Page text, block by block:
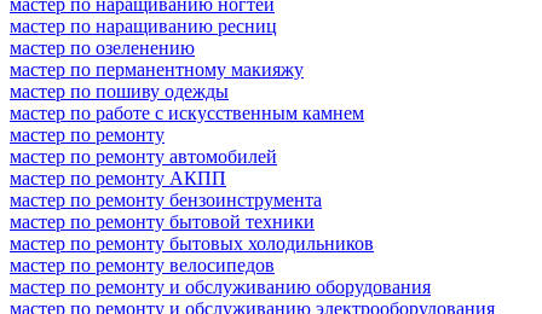
мастер по наращиванию ресниц
мастер по озеленению
мастер по перманентному макияжу
мастер по пошиву одежды
мастер по работе с искусственным камнем
мастер по ремонту
мастер по ремонту автомобилей
мастер по ремонту АКПП
мастер по ремонту бензоинструмента
мастер по ремонту бытовой техники
мастер по ремонту бытовых холодильников
мастер по ремонту велосипедов
мастер по ремонту и обслуживанию оборудования
мастер по ремонту и обслуживанию электрооборудования